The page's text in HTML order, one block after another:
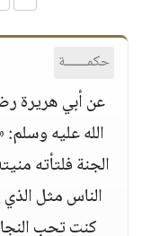
حكمــــــة
عن أبي هريرة
الله عليه
الجنة فلتأته
الناس مثل
كنت تحب